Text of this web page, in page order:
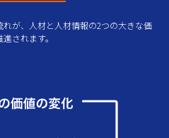
が、人材と人材情報の2つの大きな価
されます。